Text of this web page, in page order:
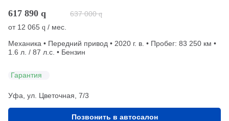
617 890 q 637 000 q
от 12 065 q / мес.
Механика • Передний привод • 2020 г. в. • Пробег: 83 250 км •
1.6 л. / 87 л.с. • Бензин
Гарантия
Уфа, ул. Цветочная, 7/3
Позвонить в автосалон